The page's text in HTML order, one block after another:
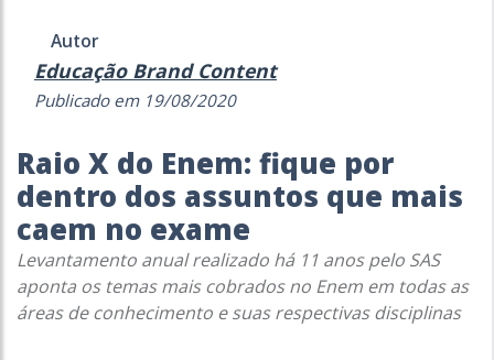
Autor
Educação Brand Content
Publicado em 19/08/2020
Raio X do Enem: fique por
dentro dos assuntos que mais
caem no exame
Levantamento anual realizado há 11 anos pelo SAS
aponta os temas mais cobrados no Enem em todas as
áreas de conhecimento e suas respectivas disciplinas